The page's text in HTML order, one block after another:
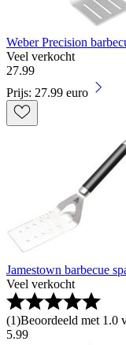
Weber Precision
Veel verkocht
27.99
Prijs: 27.99 euro
Jamestown barbecue
Veel verkocht
(1)Beoordeeld met 1.0
5.99